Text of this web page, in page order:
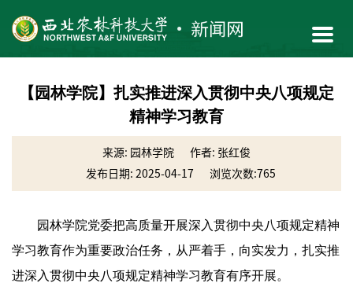
【园林学院】扎实推进深入贯彻中央八项规定
精神学习教育
来源: 园林学院
作者: 张红俊
发布日期: 2025-04-17
浏览次数: 765
园林学院党委把高质量开展深入贯彻中央八项规定精神
学习教育作为重要政治任务，从严着手， 向实发力，扎实推
进深入贯彻中央八项规定精神学习教育有序开展。